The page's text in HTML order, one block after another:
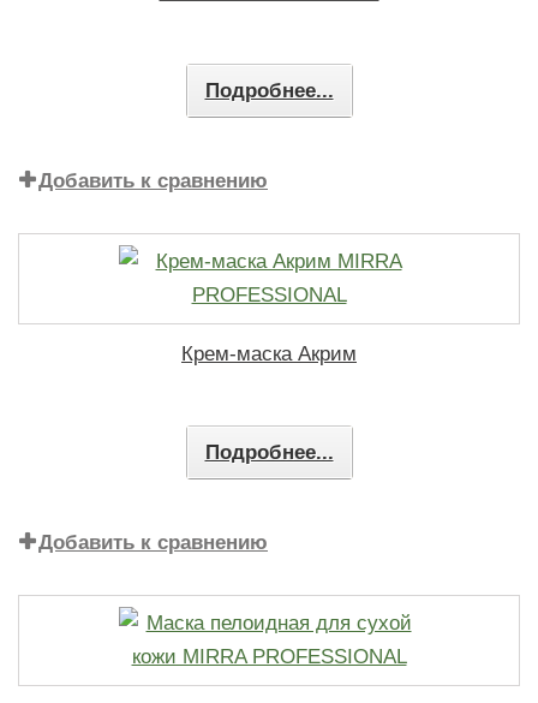
Подробнее...
Добавить к сравнению
Крем-маска Акрим
Подробнее...
Добавить к сравнению